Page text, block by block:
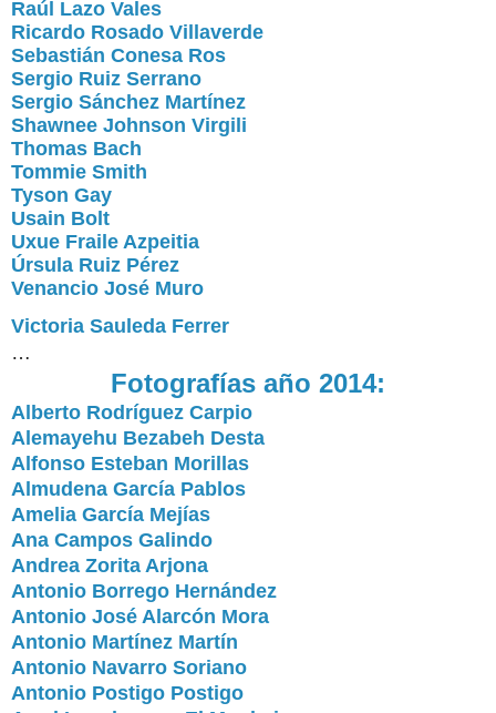
Raúl Lazo Vales
Ricardo Rosado Villaverde
Sebastián Conesa Ros
Sergio Ruiz Serrano
Sergio Sánchez Martínez
Shawnee Johnson Virgili
Thomas Bach
Tommie Smith
Tyson Gay
Usain Bolt
Uxue Fraile Azpeitia
Úrsula Ruiz Pérez
Venancio José Muro
Victoria Sauleda Ferrer
…
Fotografías año 2014:
Alberto Rodríguez Carpio
Alemayehu Bezabeh Desta
Alfonso Esteban Morillas
Almudena García Pablos
Amelia García Mejías
Ana Campos Galindo
Andrea Zorita Arjona
Antonio Borrego Hernández
Antonio José Alarcón Mora
Antonio Martínez Martín
Antonio Navarro Soriano
Antonio Postigo Postigo